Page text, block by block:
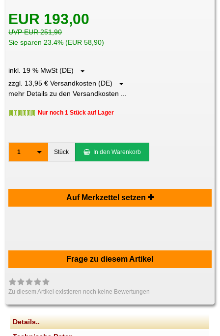
EUR 193,00
UVP EUR 251,90
Sie sparen 23.4% (EUR 58,90)
inkl. 19 % MwSt (DE)
zzgl. 13,95 € Versandkosten (DE)
mehr Details zu den Versandkosten ...
Nur noch 1 Stück auf Lager
1 Stück In den Warenkorb
Auf Merkzettel setzen
Frage zu diesem Artikel
Zu diesem Artikel existieren noch keine Bewertungen
Details..